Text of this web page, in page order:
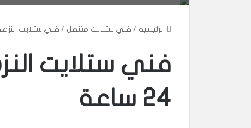
الرئيسية / فني ستلايت متنقل / فني ستلايت النزهة / 96003833 / خدمة
24 ساعة